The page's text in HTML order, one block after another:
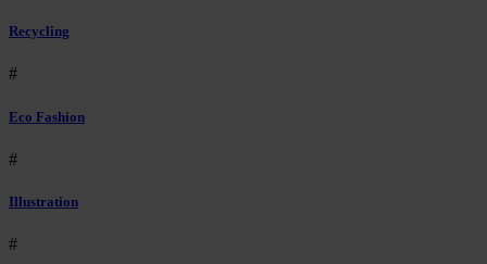
Recycling
#
Eco Fashion
#
Illustration
#